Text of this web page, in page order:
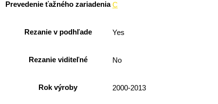
Prevedenie ťažného zariadenia C
Rezanie v podhľade Yes
Rezanie viditeľné No
Rok výroby 2000-2013